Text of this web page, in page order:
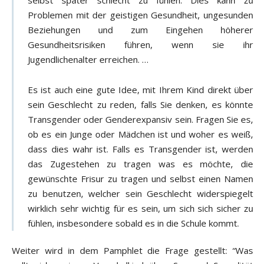
Problemen mit der geistigen Gesundheit, ungesunden
Beziehungen und zum Eingehen höherer
Gesundheitsrisiken führen, wenn sie ihr
Jugendlichenalter erreichen. …
Es ist auch eine gute Idee, mit Ihrem Kind direkt über
sein Geschlecht zu reden, falls Sie denken, es könnte
Transgender oder Genderexpansiv sein. Fragen Sie es,
ob es ein Junge oder Mädchen ist und woher es weiß,
dass dies wahr ist. Falls es Transgender ist, werden
das Zugestehen zu tragen was es möchte, die
gewünschte Frisur zu tragen und selbst einen Namen
zu benutzen, welcher sein Geschlecht widerspiegelt
wirklich sehr wichtig für es sein, um sich sich sicher zu
fühlen, insbesondere sobald es in die Schule kommt.
Weiter wird in dem Pamphlet die Frage gestellt: “Was